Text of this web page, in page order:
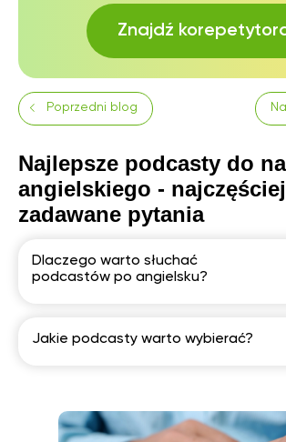
Znajdź
Poprzedni blog
Najlepsze podcasty do
angielskiego - najczęściej
zadawane pytania
Dlaczego warto słuchać
podcastów po angielsku?
Jakie podcasty warto wybierać?
English Podcast" oraz inne.